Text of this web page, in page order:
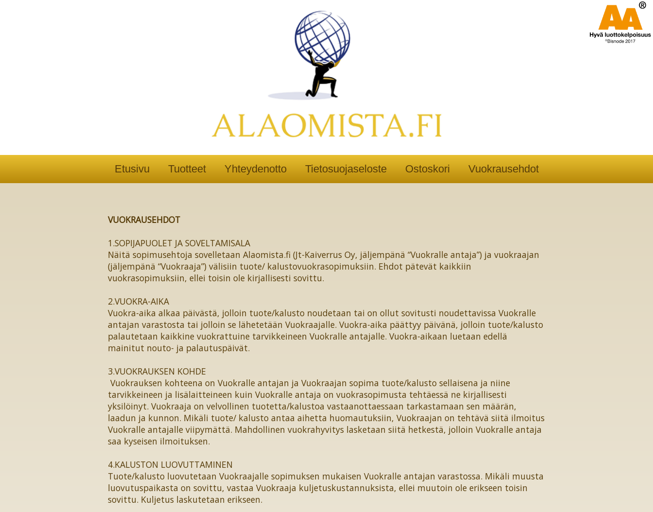
Etusivu Tuotteet Yhteydenotto Tietosuojaseloste Ostoskori Vuokrausehdot
VUOKRAUSEHDOT
1.SOPIJAPUOLET JA SOVELTAMISALA
Näitä sopimusehtoja sovelletaan Alaomista.fi (Jt-Kaiverrus Oy, jäljempänä “Vuokralle antaja”) ja vuokraajan
(jäljempänä “Vuokraaja”) välisiin tuote/ kalustovuokrasopimuksiin. Ehdot pätevät kaikkiin
vuokrasopimuksiin, ellei toisin ole kirjallisesti sovittu.
2.VUOKRA-AIKA
Vuokra-aika alkaa päivästä, jolloin tuote/kalusto noudetaan tai on ollut sovitusti noudettavissa Vuokralle
antajan varastosta tai jolloin se lähetetään Vuokraajalle. Vuokra-aika päättyy päivänä, jolloin tuote/kalusto
palautetaan kaikkine vuokrattuine tarvikkeineen Vuokralle antajalle. Vuokra-aikaan luetaan edellä
mainitut nouto- ja palautuspäivät.
3.VUOKRAUKSEN KOHDE
Vuokrauksen kohteena on Vuokralle antajan ja Vuokraajan sopima tuote/kalusto sellaisena ja niine
tarvikkeineen ja lisälaitteineen kuin Vuokralle antaja on vuokrasopimusta tehtäessä ne kirjallisesti
yksilöinyt. Vuokraaja on velvollinen tuotetta/kalustoa vastaanottaessaan tarkastamaan sen määrän,
laadun ja kunnon. Mikäli tuote/ kalusto antaa aihetta huomautuksiin, Vuokraajan on tehtävä siitä ilmoitus
Vuokralle antajalle viipymättä. Mahdollinen vuokrahyvitys lasketaan siitä hetkestä, jolloin Vuokralle antaja
saa kyseisen ilmoituksen.
4.KALUSTON LUOVUTTAMINEN
Tuote/kalusto luovutetaan Vuokraajalle sopimuksen mukaisen Vuokralle antajan varastossa. Mikäli muusta
luovutuspaikasta on sovittu, vastaa Vuokraaja kuljetuskustannuksista, ellei muutoin ole erikseen toisin
sovittu. Kuljetus laskutetaan erikseen.